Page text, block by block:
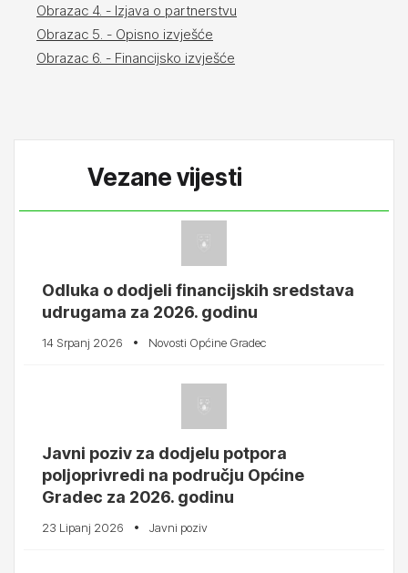
Obrazac 4. - Izjava o partnerstvu
Obrazac 5. - Opisno izvješće
Obrazac 6. - Financijsko izvješće
Vezane vijesti
Odluka o dodjeli financijskih sredstava
udrugama za 2026. godinu
14 Srpanj 2026 Novosti Općine Gradec
Javni poziv za dodjelu potpora
poljoprivredi na području Općine
Gradec za 2026. godinu
23 Lipanj 2026 Javni poziv